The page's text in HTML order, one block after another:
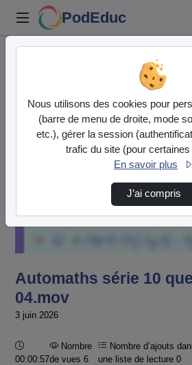
PodEduc
Automaths série 10
Lire
la
Automaths série 10
04.mov
3 juin 2026
Durée :
00:00:57
Nombre
de vues 6
Nombre d’ajouts
une liste de lecture0
Nous utilisons des cookies pour
(barre de menu de droite, mode
etc.), gérer la session
trafic du site (pour
En savoir plus
J’ai compris